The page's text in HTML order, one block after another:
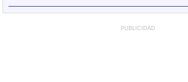
PUBLICIDAD